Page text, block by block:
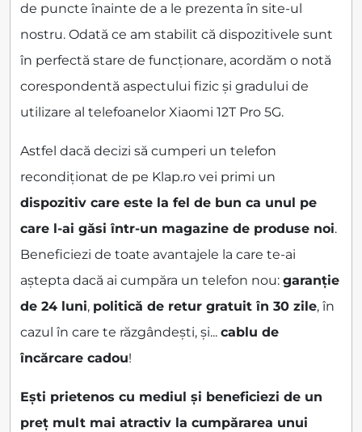
de puncte înainte de a le prezenta în site-ul
nostru. Odată ce am stabilit că dispozitivele sunt
în perfectă stare de funcționare, acordăm o notă
corespondentă aspectului fizic și gradului de
utilizare al telefoanelor Xiaomi 12T Pro 5G.
Astfel dacă decizi să cumperi un telefon
recondiționat de pe Klap.ro vei primi un
dispozitiv care este la fel de bun ca unul pe
care l-ai găsi într-un magazine de produse noi.
Beneficiezi de toate avantajele la care te-ai
aștepta dacă ai cumpăra un telefon nou: garanție
de 24 luni, politică de retur gratuit în 30 zile, în
cazul în care te răzgândești, și... cablu de
încărcare cadou!
Ești prietenos cu mediul și beneficiezi de un
preț mult mai atractiv la cumpărarea unui